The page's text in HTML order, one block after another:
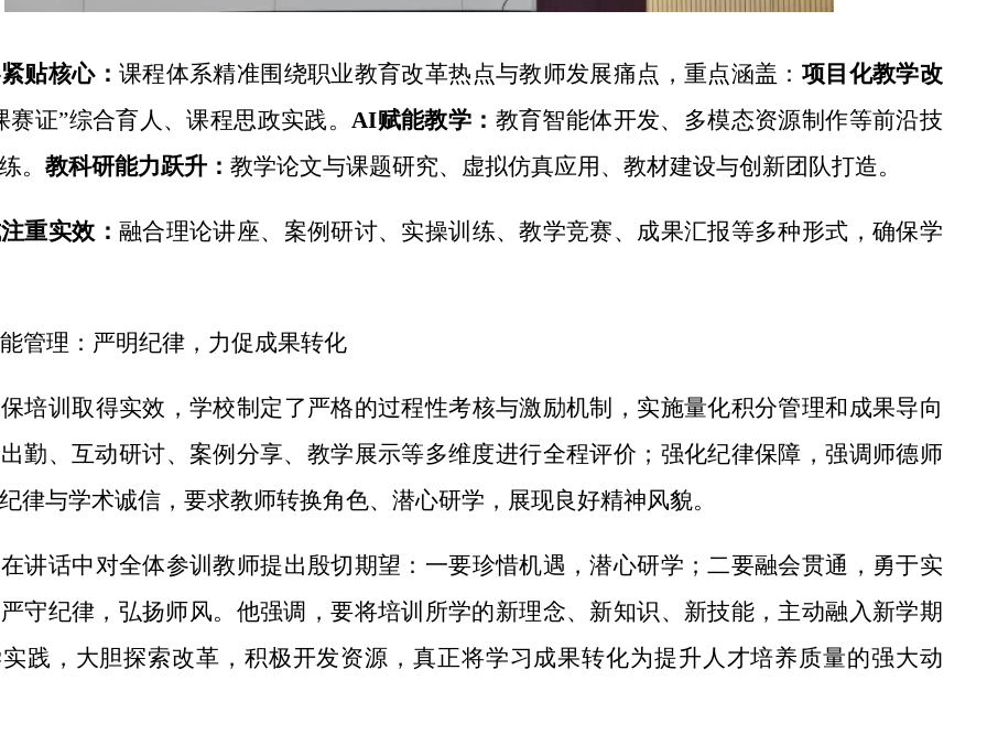
贴核心： 课程体系精准围绕职业教育改革热点与教师发展痛点，重点涵盖： 项目化教学改
赛证”综合育人 、课程思政实践。AI赋能教学 ： 教育智能体开发、多模态资源制作等前沿技
。教科研能力跃升 ：教学论文与课题研究、虚拟仿真应用、教材建设与创新团队打造。
重实效 ： 融合理论讲座、案例研讨、实操训练、教学竞赛、成果汇报等多种形式，确保学
管理：严明纪律，力促成果转化
培训取得实效，学校制定了严格的过程性考核与激励机制 ， 实施量化积分管理和成果导向
勤、互动研讨、案例分享、教学展示等多维度进行全程评价 ； 强化纪律保障 ，强调师德师
律与学术诚信，要求教师转换角色、潜心研学，展现良好精神风貌。
讲话中对全体参训教师提出殷切期望：一要珍惜机遇，潜心研学；二要融会贯通，勇于实
守纪律，弘扬师风。 他强调，要将培训所学的新理念、新知识、新技能，主动融入新学期
践，大胆探索改革，积极开发资源，真正将学习成果转化为提升人才培养质量的强大动